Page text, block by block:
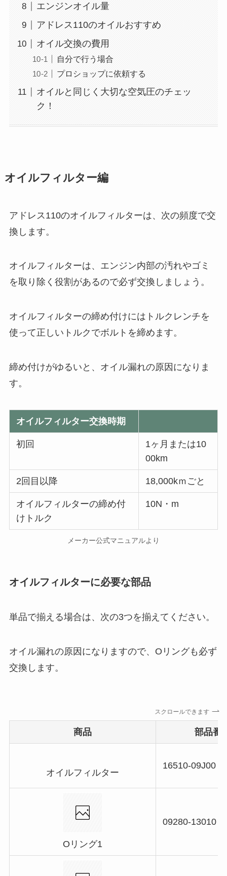
エンジンオイル量
アドレス110のオイルおすすめ
オイル交換の費用
自分で行う場合
プロショップに依頼する
オイルと同じく大切な空気圧のチェッ
ク！
オイルフィルター編
アドレス110のオイルフィルターは、次の頻度で交
換します。
オイルフィルターは、エンジン内部の汚れやゴミ
を取り除く役割があるので必ず交換しましょう。
オイルフィルターの締め付けにはトルクレンチを
使って正しいトルクでボルトを締めます。
締め付けがゆるいと、オイル漏れの原因になりま
す。
オイルフィルター交換時期
初回
1ヶ月または10
00km
2回目以降 18,000kｍごと
オイルフィルターの締め付
けトルク
10N・m
メーカー公式マニュアルより
オイルフィルターに必要な部品
単品で揃える場合は、次の3つを揃えてください。
オイル漏れの原因になりますので、Oリングも必ず
交換します。
スクロールできます
商品 部品番
オイルフィルター
16510-09J00
Oリング1
09280-13010